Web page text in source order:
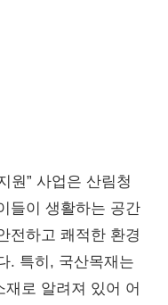
원” 사업은 산림청
들이 생활하는 공간
전하고 쾌적한 환경
. 특히, 국산목재는
로 알려져 있어 어